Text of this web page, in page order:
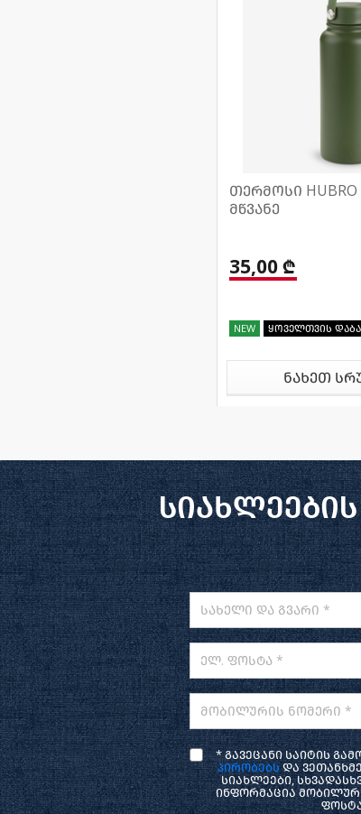
თერმოსი
მწვანე
35,00 ₾
NEW ყოველთვის
ნახეთ
სახელი და გვარი *
ელ. ფოსტა *
მობილურის ნომერი *
* გავეცანი საიტის
პირობებსდა
სიახლეები,
ინფორმაცია